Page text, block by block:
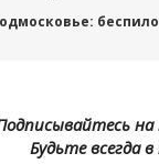
Будьте всегда